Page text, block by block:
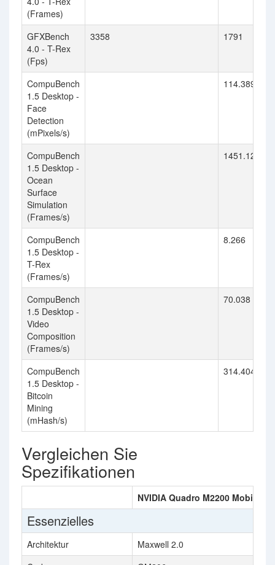
(Frames)
GFXBench
4.0 - T-Rex
(Fps)
3358 1791
CompuBench
1.5 Desktop -
Face
Detection
(mPixels/s)
114.389
CompuBench
1.5 Desktop -
Ocean
Surface
Simulation
(Frames/s)
1451.124
CompuBench
1.5 Desktop -
T-Rex
(Frames/s)
8.266
CompuBench
1.5 Desktop -
Video
Composition
(Frames/s)
70.038
CompuBench
1.5 Desktop -
Bitcoin
Mining
(mHash/s)
314.404
Vergleichen Sie
Spezifikationen
NVIDIA Quadro M2200 Mobile
Essenzielles
Architektur Maxwell 2.0